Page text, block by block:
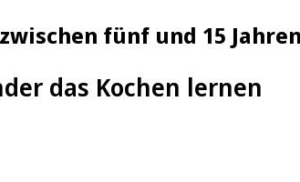
fünf und 15
das Kochen lernen